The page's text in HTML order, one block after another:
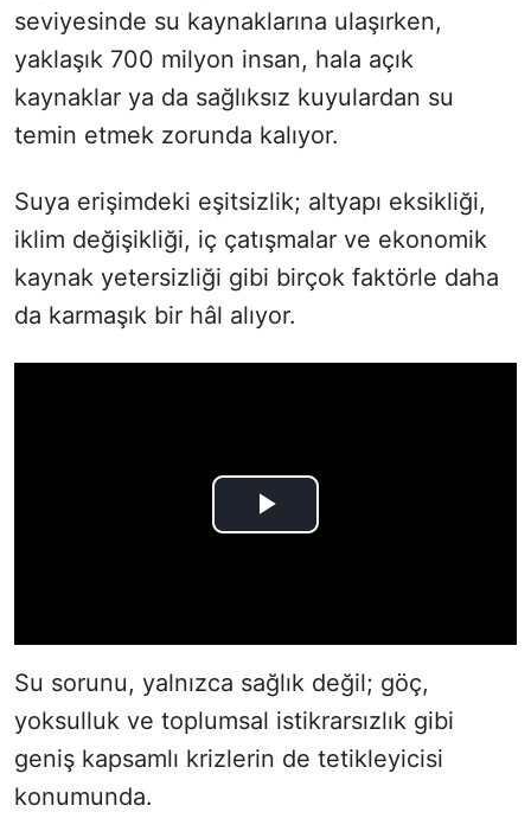
seviyesinde su kaynaklarına ulaşırken,
yaklaşık 700 milyon insan, hala açık
kaynaklar ya da sağlıksız kuyulardan su
temin etmek zorunda kalıyor.
Suya erişimdeki eşitsizlik; altyapı eksikliği,
iklim değişikliği, iç çatışmalar ve ekonomik
kaynak yetersizliği gibi birçok faktörle daha
da karmaşık bir hâl alıyor.
Su sorunu, yalnızca sağlık değil; göç,
yoksulluk ve toplumsal istikrarsızlık gibi
geniş kapsamlı krizlerin de tetikleyicisi
konumunda.